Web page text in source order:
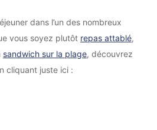
dans l’un des nombreux
vous soyez plutôt repas attablé,
sandwich sur la plage, découvrez
cliquant juste ici :